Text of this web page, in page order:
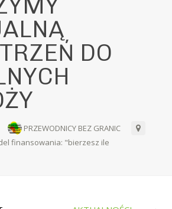
DO
PRZEWODNICY BEZ GRANIC
finansowania: "bierzesz ile